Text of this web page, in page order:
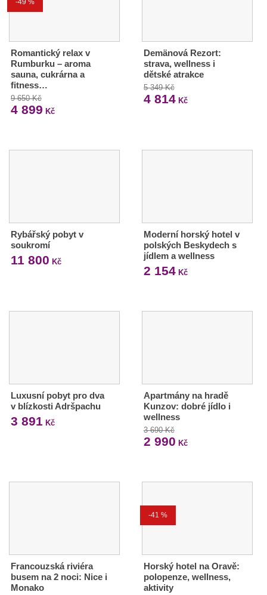
-49 %
Romantický relax v
Rumburku – aroma
sauna, cukrárna a
fitness…
9 650 Kč
4 899 Kč
Demänová Rezort:
strava, wellness i
dětské atrakce
5 349 Kč
4 814Kč
Rybářský pobyt v
soukromí
11 800 Kč
Moderní horský hotel v
polských Beskydech s
jídlem a wellness
2 154Kč
Luxusní pobyt pro dva
v blízkosti Adršpachu
3 891 Kč
Apartmány na hradě
Kunzov: dobré jídlo i
wellness
3 690 Kč
2 990 Kč
Francouzská riviéra
busem na 2 noci: Nice i
Monako
-41 %
Horský hotel na Oravě:
polopenze, wellness,
aktivity